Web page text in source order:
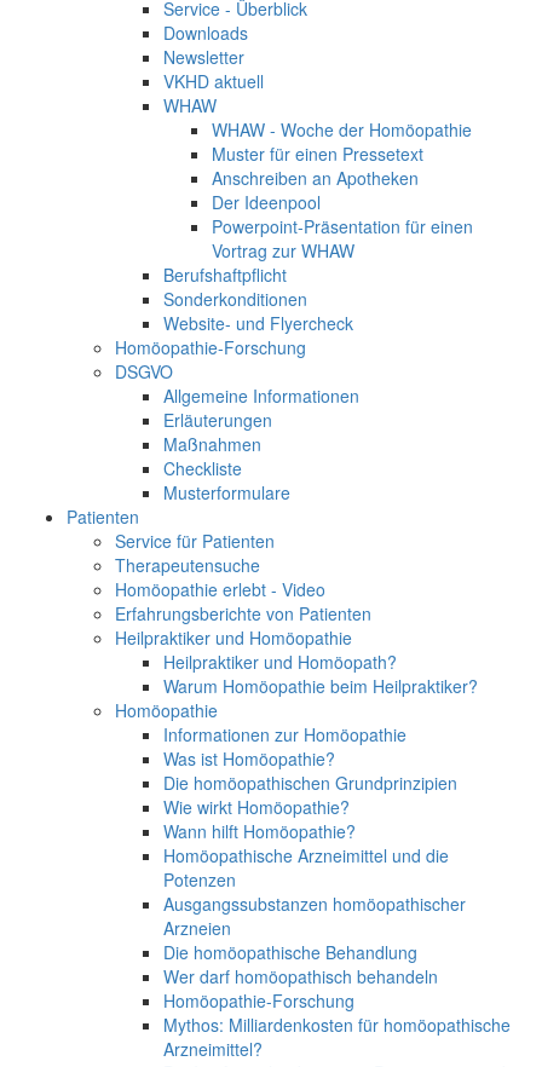
Service - Überblick
Downloads
Newsletter
VKHD aktuell
WHAW
WHAW - Woche der Homöopathie
Muster für einen Pressetext
Anschreiben an Apotheken
Der Ideenpool
Powerpoint-Präsentation für einen
Vortrag zur WHAW
Berufshaftpflicht
Sonderkonditionen
Website- und Flyercheck
Homöopathie-Forschung
DSGVO
Allgemeine Informationen
Erläuterungen
Maßnahmen
Checkliste
Musterformulare
Patienten
Service für Patienten
Therapeutensuche
Homöopathie erlebt - Video
Erfahrungsberichte von Patienten
Heilpraktiker und Homöopathie
Heilpraktiker und Homöopath?
Warum Homöopathie beim Heilpraktiker?
Homöopathie
Informationen zur Homöopathie
Was ist Homöopathie?
Die homöopathischen Grundprinzipien
Wie wirkt Homöopathie?
Wann hilft Homöopathie?
Homöopathische Arzneimittel und die
Potenzen
Ausgangssubstanzen homöopathischer
Arzneien
Die homöopathische Behandlung
Wer darf homöopathisch behandeln
Homöopathie-Forschung
Mythos: Milliardenkosten für homöopathische
Arzneimittel?